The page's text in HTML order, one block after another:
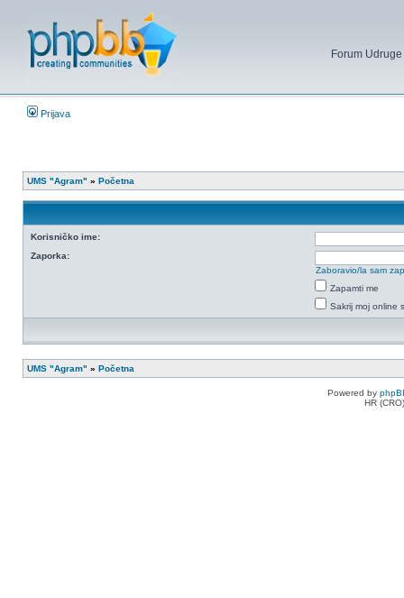
Forum
Prijava
UMS "Agram" » Početna
Korisničko ime:
Zaporka:
Zaboravio/la sam
Zapamti me
Sakrij moj online
UMS "Agram" » Početna
Powered by
HR